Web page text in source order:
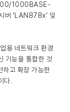
1000BASE-
버 ‘LAN878x’ 및
용 네트워크 환경
기능을 통합한 것
하고 확장 가능한
다.